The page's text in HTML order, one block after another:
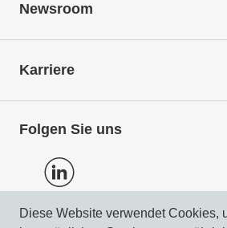
Newsroom
Karriere
Folgen Sie uns
Diese Website verwendet Cookies,